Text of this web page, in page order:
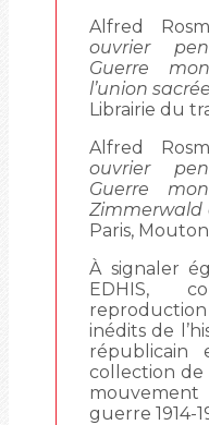
Alfred
ouvrier
Guerre
l’union
Librairie du
Alfred
ouvrier
Guerre
Zimmerwald
Paris,
À signaler
EDHIS,
inédits de
collection de
guerre 1914-